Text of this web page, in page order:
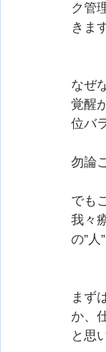
ク管
きま
なぜ
覚醒
位バ
勿論
でも
我々
の”人
まず
か、
と思